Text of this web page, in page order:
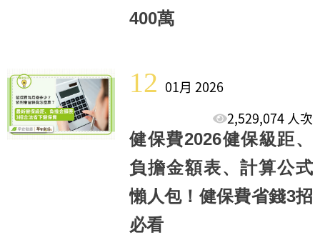
400萬
12 01月 2026
2,529,074 人次
健保費2026健保級距、
負擔金額表、計算公式
懶人包！健保費省錢3招
必看